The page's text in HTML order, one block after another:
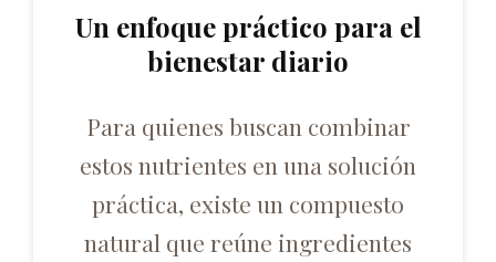
Un enfoque práctico para el
bienestar diario
Para quienes buscan combinar
estos nutrientes en una solución
práctica, existe un compuesto
natural que reúne ingredientes